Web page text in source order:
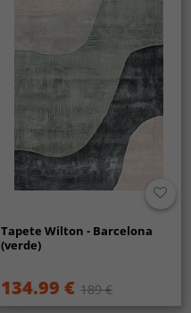
Tapete Wilton - Barcelona
(verde)
134.99 € 189 €